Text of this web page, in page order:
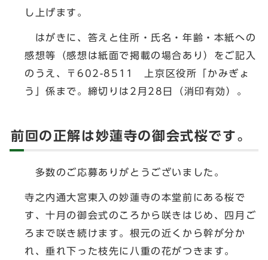
し上げます。
はがきに、答えと住所・氏名・年齢・本紙への
感想等（感想は紙面で掲載の場合あり）をご記入
のうえ、〒602-8511 上京区役所「かみぎょ
う」係まで。締切りは2月28日（消印有効）。
前回の正解は妙蓮寺の御会式桜です。
多数のご応募ありがとうございました。
寺之内通大宮東入の妙蓮寺の本堂前にある桜で
す、十月の御会式のころから咲きはじめ、四月ご
ろまで咲き続けます。根元の近くから幹が分か
れ、垂れ下った枝先に八重の花がつきます。